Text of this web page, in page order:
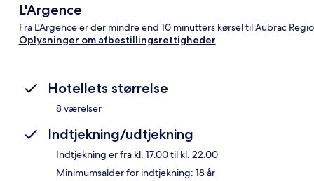
L'Argence
Fra L'Argence er der mindre end 10 minutters kørsel til Aubrac
Oplysninger om afbestillingsrettigheder
Hotellets størrelse
8 værelser
Indtjekning/udtjekning
Indtjekning er fra kl. 17.00 til kl. 22.00
Minimumsalder for indtjekning: 18 år